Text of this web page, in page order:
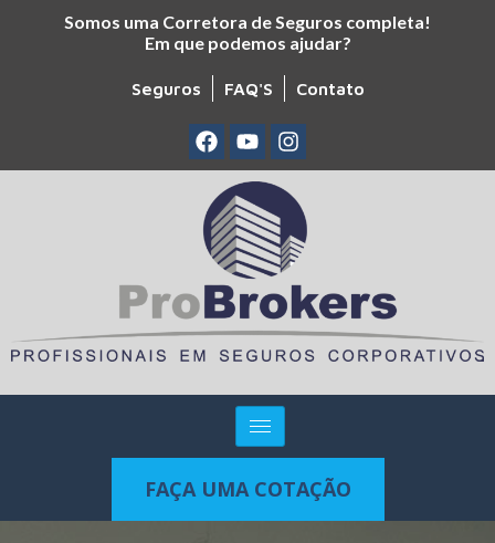
Somos uma Corretora de Seguros completa!
Em que podemos ajudar?
Seguros FAQ'S Contato
FAÇA UMA COTAÇÃO